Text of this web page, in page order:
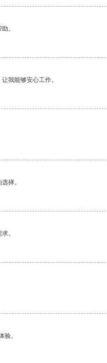
。
我能够安心工作。
择。
。
验。